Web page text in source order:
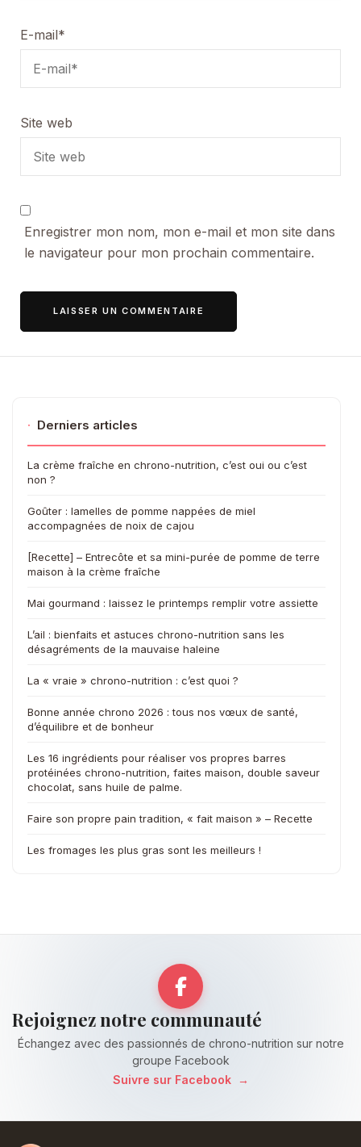
E-mail*
Site web
Enregistrer mon nom, mon e-mail et mon site dans
le navigateur pour mon prochain commentaire.
· Derniers articles
La crème fraîche en chrono-nutrition, c’est oui ou c’est
non ?
Goûter : lamelles de pomme nappées de miel
accompagnées de noix de cajou
[Recette] – Entrecôte et sa mini-purée de pomme de terre
maison à la crème fraîche
Mai gourmand : laissez le printemps remplir votre assiette
L’ail : bienfaits et astuces chrono-nutrition sans les
désagréments de la mauvaise haleine
La « vraie » chrono-nutrition : c’est quoi ?
Bonne année chrono 2026 : tous nos vœux de santé,
d’équilibre et de bonheur
Les 16 ingrédients pour réaliser vos propres barres
protéinées chrono-nutrition, faites maison, double saveur
chocolat, sans huile de palme.
Faire son propre pain tradition, « fait maison » – Recette
Les fromages les plus gras sont les meilleurs !
Rejoignez notre communauté
Échangez avec des passionnés de chrono-nutrition sur notre
groupe Facebook
Suivre sur Facebook
→